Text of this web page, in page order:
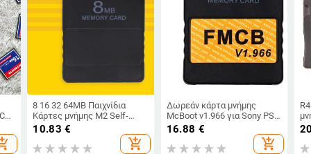
8 16 32 64MB Παιχνίδια
Κάρτες μνήμης M2 Self-
Service Αντιγραφή FMCB
Extended Card για PS2
10.83 €
add_shopping_cart
Δωρεάν κάρτα μνήμης
McBoot v1.966 για Sony PS2
FMCB Game Saver
8MB/16MB/32MB/64MB
16.88 €
add_shopping_cart